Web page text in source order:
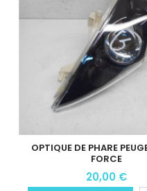
OPTIQUE DE PHARE
FORCE
20,00 €